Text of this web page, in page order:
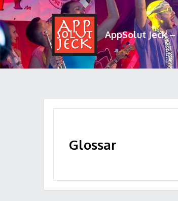
AppSolut Jeck
Glossar